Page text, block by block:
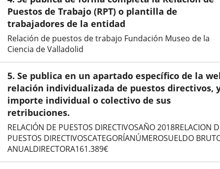
Puestos de Trabajo (RPT) o plantilla de
trabajadores de la entidad
Relación de puestos de trabajo Fundación Museo de la
Ciencia de Valladolid
5. Se publica en un apartado específico de la
relación individualizada de puestos directivos,
importe individual o colectivo de sus
retribuciones.
RELACIÓN DE PUESTOS DIRECTIVOSAÑO 2018RELACION
PUESTOS DIRECTIVOSCATEGORÍANÚMEROSUELDO
ANUALDIRECTORA161.389€